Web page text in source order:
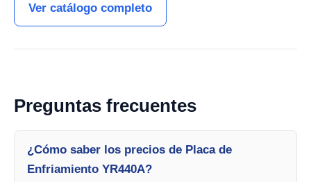
Ver catálogo completo
Preguntas frecuentes
¿Cómo saber los precios de Placa de
Enfriamiento YR440A?